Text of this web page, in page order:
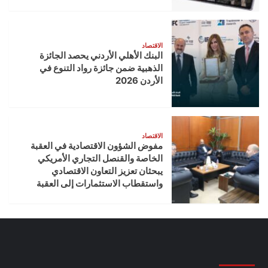
الاقتصاد
البنك الأهلي الأردني يحصد الجائزة
الذهبية ضمن جائزة رواد التنوع في
الأردن 2026
الاقتصاد
مفوض الشؤون الاقتصادية في العقبة
الخاصة والقنصل التجاري الأمريكي
يبحثان تعزيز التعاون الاقتصادي
واستقطاب الاستثمارات إلى العقبة